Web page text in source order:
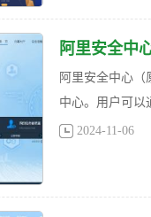
阿里安全中
阿里安全中心（
中心。用户可以
2024-11-06